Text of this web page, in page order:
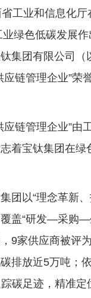
工业和信息化
绿色低碳发展
集团有限公司（
应链管理企业”
应链管理企业”由
着宝钛集团在
团以“理念革新
盖“研发—采购
9家供应商被评
排放近5万吨；
碳足迹，精准